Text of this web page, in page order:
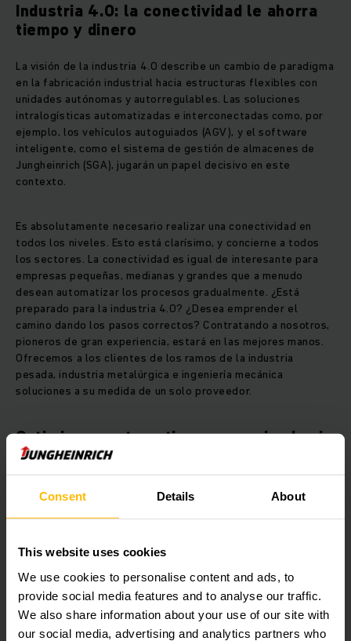
Consent Details About
This website uses cookies
We use cookies to personalise content and ads, to
provide social media features and to analyse our traffic.
We also share information about your use of our site with
our social media, advertising and analytics partners who
Industria 4.0: la conectividad le ahorra
tiempo y dinero
La visión de la industria 4.0 describe un cambio de paradigma
en la fabricación industrial hacia estructuras flexibles con
unidades autónomas y autorregulables. Las soluciones
intralogísticas automatizadas e interconectadas como, por
ejemplo, los vehículos autoguiados (AGV), y el software
inteligente, como el sistema de gestión de almacenes de
Jungheinrich (SGA), jugarán un papel decisivo en este
contexto.
Es absolutamente necesario realizar una conectividad en
todos los niveles. Esto está clarísimo, y concierne a todos
los sectores. La conectividad es igual de interesante para
empresas pequeñas, medianas y grandes que a menudo
desean automatizar los procesos gradualmente. ¿Está
preparado para la industria 4.0? ¿Desea emprender el
camino dando los pasos correctos? Contratando a nosotros,
pioneros de gran experiencia, estará en las mejores manos.
Ofrecemos a los clientes de los ramos de la industria
pesada, industria metalúrgica e ingeniería mecánica
soluciones a su medida de un solo proveedor.
Optimizar y automatizar: su camino hacia
la industria 4.0
Cada vez más empresas industriales desean aprovechar los
estandarizadas, el uso de un AGV le ahorra tiempo y costes y
reduce los daños de transporte. Además, se beneficiará de
los procesos de transporte eficientes y seguros y de un
periodo de implementación corto.